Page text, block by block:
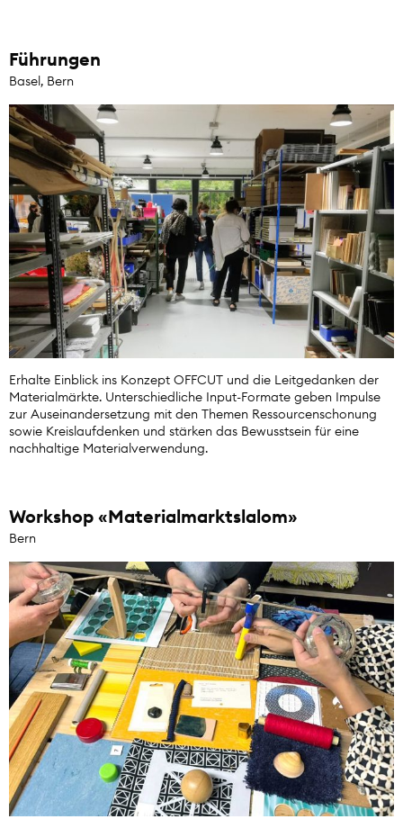
Führungen
Basel, Bern
Erhalte Einblick ins Konzept OFFCUT und die Leitgedanken der
Materialmärkte. Unterschiedliche Input-Formate geben Impulse
zur Auseinandersetzung mit den Themen Ressourcenschonung
sowie Kreislaufdenken und stärken das Bewusstsein für eine
nachhaltige Materialverwendung.
Workshop «Materialmarktslalom»
Bern